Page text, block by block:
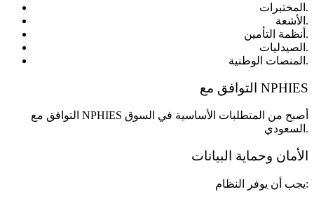
المختبرات.
الأشعة.
أنظمة التأمين.
الصيدليات.
المنصات الوطنية.
التوافق مع NPHIES
التوافق مع NPHIES أصبح من المتطلبات الأساسية في السوق
السعودي.
الأمان وحماية البيانات
يجب أن يوفر النظام: